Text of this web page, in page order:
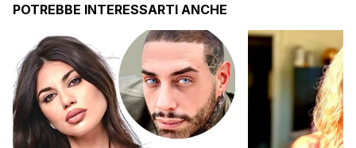
POTREBBE INTERESSARTI ANCHE